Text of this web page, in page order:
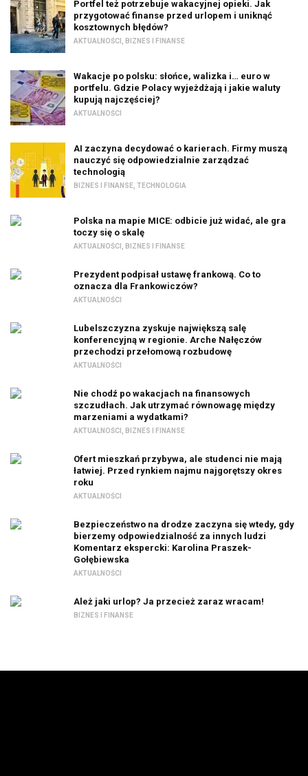
Portfel też potrzebuje wakacyjnej opieki. Jak
przygotować finanse przed urlopem i uniknąć
kosztownych błędów?
AKTUALNOŚCI BIZNES I FINANSE
Wakacje po polsku: słońce, walizka i… euro w
portfelu. Gdzie Polacy wyjeżdżają i jakie waluty
kupują najczęściej?
AKTUALNOŚCI
AI zaczyna decydować o karierach. Firmy muszą
nauczyć się odpowiedzialnie zarządzać
technologią
BIZNES I FINANSE TECHNOLOGIA
Polska na mapie MICE: odbicie już widać, ale gra
toczy się o skalę
AKTUALNOŚCI BIZNES I FINANSE
Prezydent podpisał ustawę frankową. Co to
oznacza dla Frankowiczów?
AKTUALNOŚCI
Lubelszczyzna zyskuje największą salę
konferencyjną w regionie. Arche Nałęczów
przechodzi przełomową rozbudowę
AKTUALNOŚCI
Nie chodź po wakacjach na finansowych
szczudłach. Jak utrzymać równowagę między
marzeniami a wydatkami?
AKTUALNOŚCI BIZNES I FINANSE
Ofert mieszkań przybywa, ale studenci nie mają
łatwiej. Przed rynkiem najmu najgorętszy okres
roku
AKTUALNOŚCI
Bezpieczeństwo na drodze zaczyna się wtedy, gdy
bierzemy odpowiedzialność za innych ludzi
Komentarz ekspercki: Karolina Praszek-
Gołębiewska
AKTUALNOŚCI
Ależ jaki urlop? Ja przecież zaraz wracam!
BIZNES I FINANSE